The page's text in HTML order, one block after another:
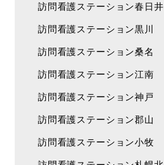
訪問看護ステーション春日井
訪問看護ステーション黒川
訪問看護ステーション桑名
訪問看護ステーション江南
訪問看護ステーション神戸
訪問看護ステーション郡山
訪問看護ステーション小牧